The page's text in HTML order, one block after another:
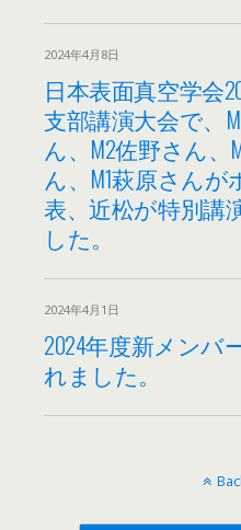
2024年4月8日
日本表面真空学会
支部講演大会で、
ん、M2佐野さん、
ん、M1萩原さん
表、近松が特別講
した。
2024年4月1日
2024年度新メンバ
れました。